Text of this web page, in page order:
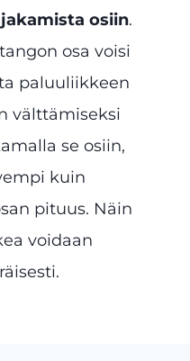
osiin.
osa voisi
paluuliikkeen
välttämiseksi
se osiin,
kuin
pituus. Näin
voidaan